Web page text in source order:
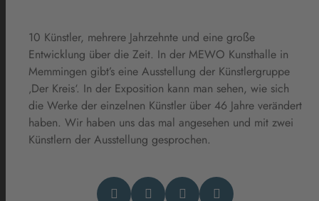
10 Künstler, mehrere Jahrzehnte und eine große
Entwicklung über die Zeit. In der MEWO Kunsthalle in
Memmingen gibt’s eine Ausstellung der Künstlergruppe
‚Der Kreis‘. In der Exposition kann man sehen, wie sich
die Werke der einzelnen Künstler über 46 Jahre verändert
haben. Wir haben uns das mal angesehen und mit zwei
Künstlern der Ausstellung gesprochen.